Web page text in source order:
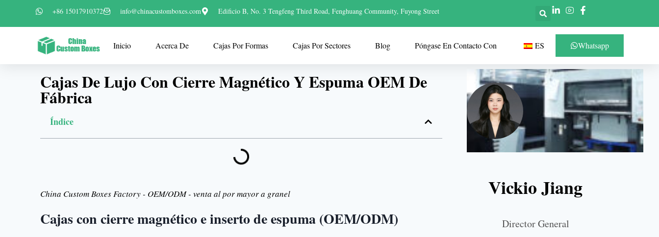
+86 15017910372 info@chinacustomboxes.com Edificio B, No. 3 Tengfeng Third Road, Fenghuang Community, Fuyong Street
Inicio Acerca De Cajas Por Formas Cajas Por Sectores Blog Póngase En Contacto Con ES Whatsapp
Cajas De Lujo Con Cierre Magnético Y Espuma OEM De
Fábrica
Índice
China Custom Boxes Factory - OEM/ODM - venta al por mayor a granel
Cajas con cierre magnético e inserto de espuma (OEM/ODM)
Vickio Jiang
Director General